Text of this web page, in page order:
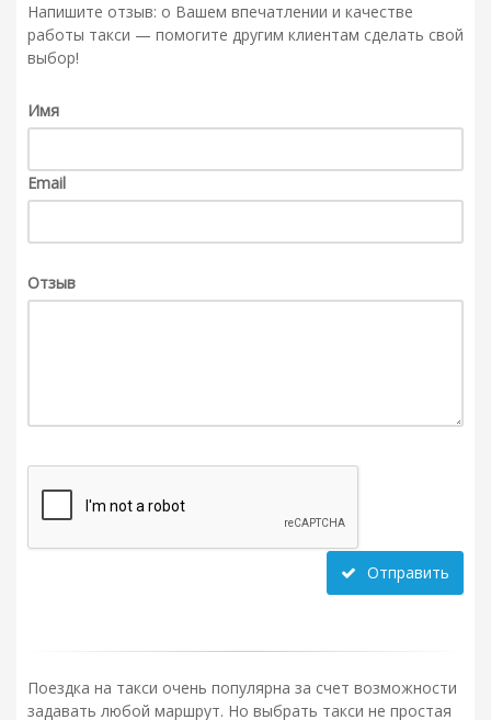
Напишите отзыв: о Вашем впечатлении и качестве
работы такси — помогите другим клиентам сделать свой
выбор!
Имя
Email
Отзыв
Отправить
Поездка на такси очень популярна за счет возможности
задавать любой маршрут. Но выбрать такси не простая